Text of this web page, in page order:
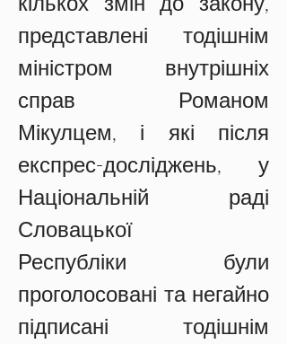
представлені тодішнім
міністром внутрішніх
справ Романом
Мікулцем, і які після
експрес-досліджень, у
Національній раді
Словацької
Республіки були
проголосовані та негайно
підписані тодішнім